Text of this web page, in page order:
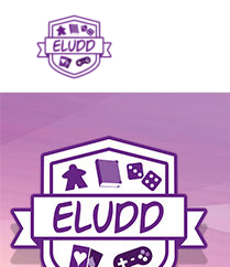
contenu